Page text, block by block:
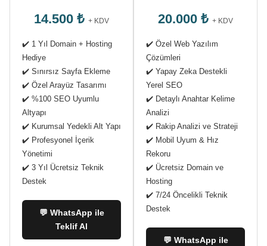
14.500 ₺ + KDV
✔️ 1 Yıl Domain + Hosting
Hediye
✔️ Sınırsız Sayfa Ekleme
✔️ Özel Arayüz Tasarımı
✔️ %100 SEO Uyumlu
Altyapı
✔️ Kurumsal Yedekli Alt Yapı
✔️ Profesyonel İçerik
Yönetimi
✔️ 3 Yıl Ücretsiz Teknik
Destek
💬 WhatsApp ile
Teklif Al
20.000 ₺ + KDV
✔️ Özel Web Yazılım
Çözümleri
✔️ Yapay Zeka Destekli
Yerel SEO
✔️ Detaylı Anahtar Kelime
Analizi
✔️ Rakip Analizi ve Strateji
✔️ Mobil Uyum & Hız
Rekoru
✔️ Ücretsiz Domain ve
Hosting
✔️ 7/24 Öncelikli Teknik
Destek
💬 WhatsApp ile